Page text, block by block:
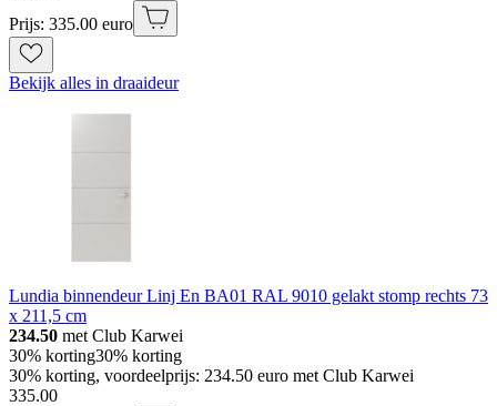
Prijs: 335.00 euro
Bekijk alles in draaideur
Lundia binnendeur Linj En BA01 RAL 9010 gelakt stomp rechts 73
x 211,5 cm
234.50 met Club Karwei
30% korting30% korting
30% korting, voordeelprijs: 234.50 euro met Club Karwei
335.00